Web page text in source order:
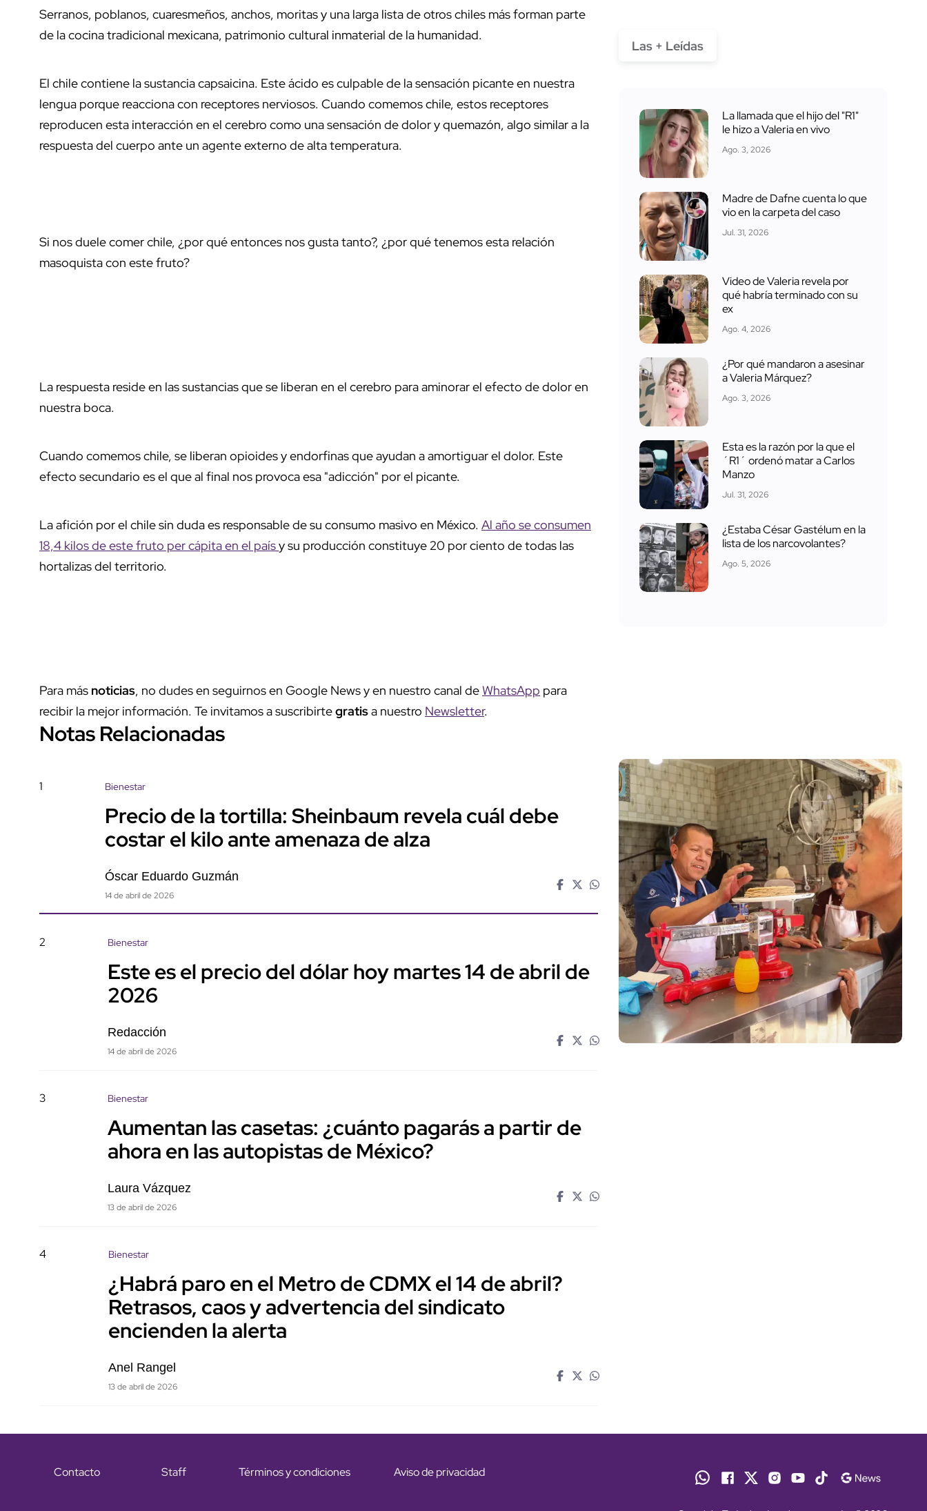
Serranos, poblanos, cuaresmeños, anchos, moritas y una larga lista de otros chiles más forman parte
de la cocina tradicional mexicana, patrimonio cultural inmaterial de la humanidad.
El chile contiene la sustancia capsaicina. Este ácido es culpable de la sensación picante en nuestra
lengua porque reacciona con receptores nerviosos. Cuando comemos chile, estos receptores
reproducen esta interacción en el cerebro como una sensación de dolor y quemazón, algo similar a la
respuesta del cuerpo ante un agente externo de alta temperatura.
Si nos duele comer chile, ¿por qué entonces nos gusta tanto?, ¿por qué tenemos esta relación
masoquista con este fruto?
La respuesta reside en las sustancias que se liberan en el cerebro para aminorar el efecto de dolor en
nuestra boca.
Cuando comemos chile, se liberan opioides y endorfinas que ayudan a amortiguar el dolor. Este
efecto secundario es el que al final nos provoca esa "adicción" por el picante.
La afición por el chile sin duda es responsable de su consumo masivo en México. Al año se consumen
18,4 kilos de este fruto per cápita en el paísy su producción constituye 20 por ciento de todas las
hortalizas del territorio.
Para más noticias, no dudes en seguirnos en Google News y en nuestro canal deWhatsApp para
recibir la mejor información. Te invitamos a suscribirtegratisa nuestro Newsletter.
Notas Relacionadas
1 Bienestar
Precio de la tortilla: Sheinbaum revela cuál debe
costar el kilo ante amenaza de alza
Óscar Eduardo Guzmán
14 de abril de 2026
2 Bienestar
Este es el precio del dólar hoy martes 14 de abril de
2026
Redacción
14 de abril de 2026
3 Bienestar
Aumentan las casetas: ¿cuánto pagarás a partir de
ahora en las autopistas de México?
Laura Vázquez
13 de abril de 2026
4 Bienestar
¿Habrá paro en el Metro de CDMX el 14 de abril?
Retrasos, caos y advertencia del sindicato
encienden la alerta
Anel Rangel
13 de abril de 2026
Las + Leídas
La llamada que el hijo del "R1"
le hizo a Valeria en vivo
Ago. 3, 2026
Madre de Dafne cuenta lo que
vio en la carpeta del caso
Jul. 31, 2026
Video de Valeria revela por
qué habría terminado con su
ex
Ago. 4, 2026
¿Por qué mandaron a asesinar
a Valeria Márquez?
Ago. 3, 2026
Esta es la razón por la que el
´R1´ ordenó matar a Carlos
Manzo
Jul. 31, 2026
¿Estaba César Gastélum en la
lista de los narcovolantes?
Ago. 5, 2026
Contacto Staff Términos y condiciones Aviso de privacidad